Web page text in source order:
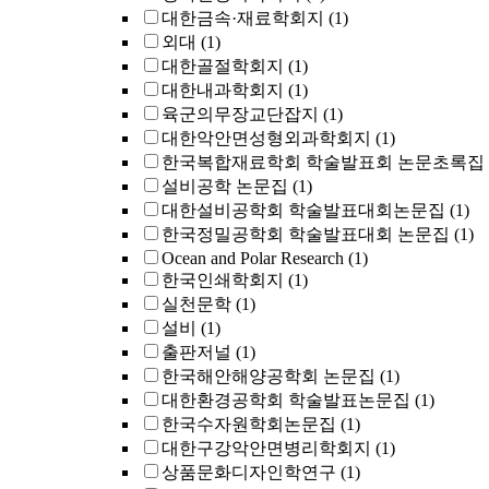
대한금속·재료학회지 (1)
외대 (1)
대한골절학회지 (1)
대한내과학회지 (1)
육군의무장교단잡지 (1)
대한악안면성형외과학회지 (1)
한국복합재료학회 학술발표회 논문초록집
설비공학 논문집 (1)
대한설비공학회 학술발표대회논문집 (1)
한국정밀공학회 학술발표대회 논문집 (1)
Ocean and Polar Research (1)
한국인쇄학회지 (1)
실천문학 (1)
설비
(1)
출판저널 (1)
한국해안해양공학회 논문집 (1)
대한환경공학회 학술발표논문집 (1)
한국수자원학회논문집 (1)
대한구강악안면병리학회지 (1)
상품문화디자인학연구 (1)